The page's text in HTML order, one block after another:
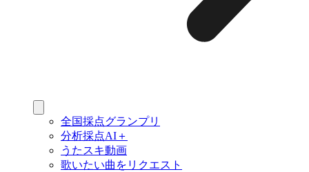
全国採点グランプリ
分析採点AI＋
うたスキ動画
歌いたい曲をリクエスト